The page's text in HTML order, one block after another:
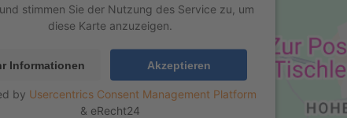
stimmen Sie der Nutzung des Service zu, um
diese Karte anzuzeigen.
Informationen Akzeptieren
by Usercentrics Consent Management Platform
& eRecht24